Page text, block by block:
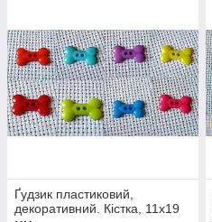
Ґудзик пластиковий,
декоративний. Кістка, 11х19